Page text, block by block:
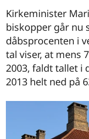
Kirkeminister
biskopper går nu
dåbsprocenten i
tal viser, at mens
2003, faldt tallet i
2013 helt ned på